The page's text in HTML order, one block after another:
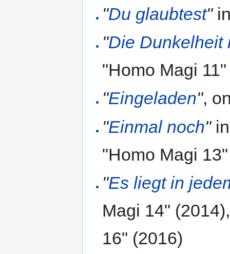
"Du glaubtest"
"Die Dunkelheit
"Homo Magi
"Eingeladen",
"Einmal noch"in
"Homo Magi
"Es liegt in
Magi 14"
16" (2016)